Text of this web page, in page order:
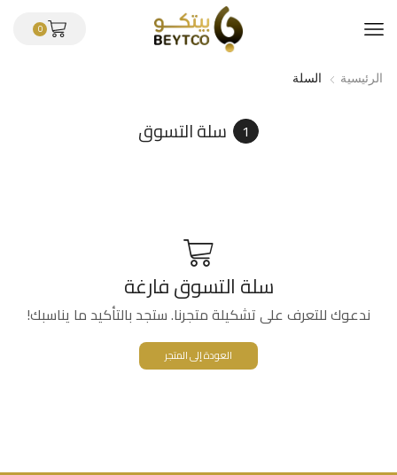
0
الرئيسية السلة
سلة التسوق
سلة التسوق فارغة
ندعوك للتعرف على تشكيلة متجرنا. ستجد بالتأكيد ما يناسبك!
العودة إلى المتجر